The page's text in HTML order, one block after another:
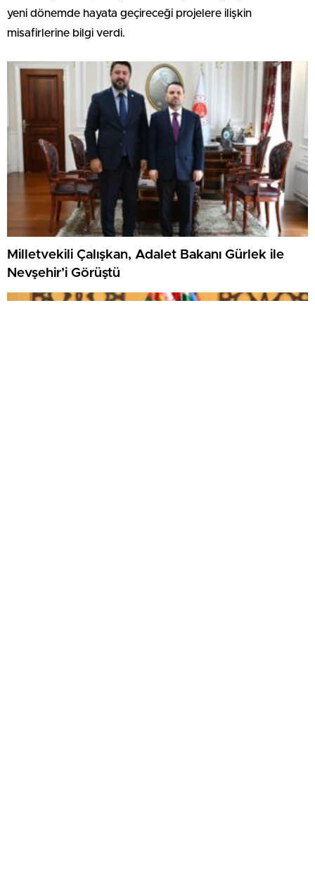
yeni dönemde hayata geçireceği projelere ilişkin
misafirlerine bilgi verdi.
Milletvekili Çalışkan, Adalet Bakanı Gürlek ile
Nevşehir’i Görüştü